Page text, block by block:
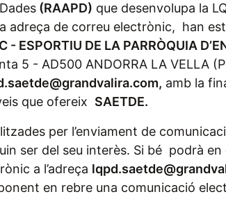
(RAAPD) que desenvolupa la
adreça de correu electrònic, han
- ESPORTIU DE LA PARRÒQUIA
5 - AD500 ANDORRA LA VELLA
, amb la
que ofereix SAETDE.
per l’enviament de
ser del seu interès. Si bé podrà
a l’adreça
en rebre una comunicació